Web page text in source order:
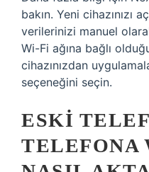
bakın. Yeni cihazınızı
verilerinizi manuel
Wi-Fi ağına bağlı
cihazınızdan
seçeneğini seçin.
ESKI
TELEFONA